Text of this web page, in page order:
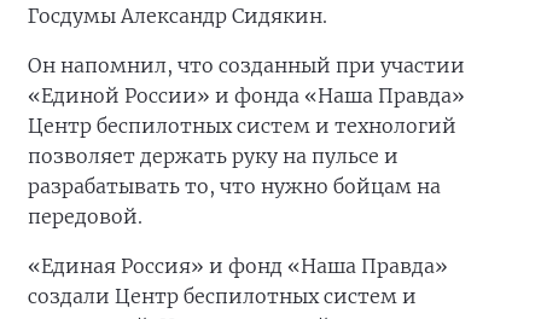
Госдумы Александр Сидякин.
Он напомнил, что созданный при участии
«Единой России» и фонда «Наша Правда»
Центр беспилотных систем и технологий
позволяет держать руку на пульсе и
разрабатывать то, что нужно бойцам на
передовой.
«Единая Россия» и фонд «Наша Правда»
создали Центр беспилотных систем и